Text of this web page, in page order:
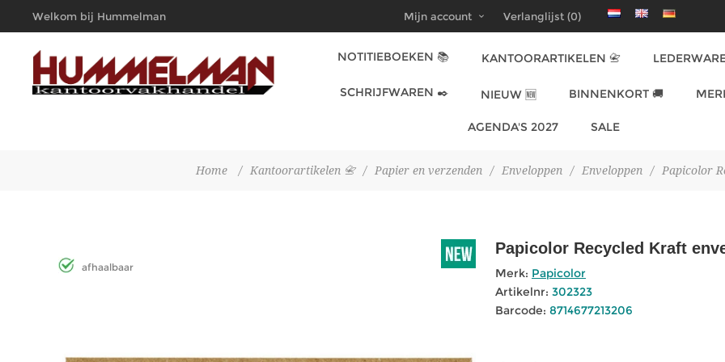
Welkom bij Hummelman
Kantoorvakhandel
Mijn account Verlanglijst (0)
NOTITIEBOEKEN 📚 KANTOORARTIKELEN 📇
SCHRIJFWAREN ✒️ NIEUW 🆕 BINNENKORT 🚚
AGENDA'S 2027 SALE
Home / Kantoorartikelen 📇 / Papier en verzenden / Enveloppen / Enveloppen / Papicolor
afhaalbaar
Papicolor Recycled Kraft
Merk: Papicolor
Artikelnr: 302323
Barcode: 8714677213206